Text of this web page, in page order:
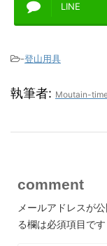
LINE
-登山用具
執筆者: Moutain-
comment
メールアドレスが
る欄は必須項目です